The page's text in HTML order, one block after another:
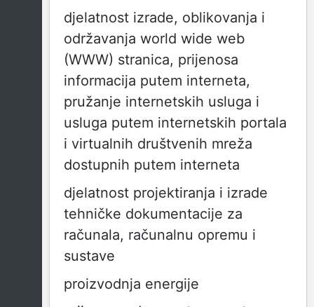
djelatnost izrade, oblikovanja i
održavanja world wide web
(WWW) stranica, prijenosa
informacija putem interneta,
pružanje internetskih usluga i
usluga putem internetskih portala
i virtualnih društvenih mreža
dostupnih putem interneta
djelatnost projektiranja i izrade
tehničke dokumentacije za
računala, računalnu opremu i
sustave
proizvodnja energije